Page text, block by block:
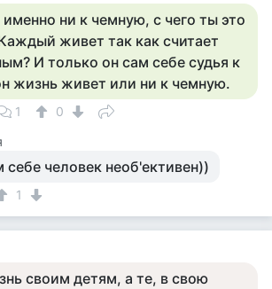
ни к чемную, с чего ты это
живет так как считает
И только он сам себе судья к
жизнь живет или ни к чемную.
1 0
человек необ'ективен))
1
своим детям, а те, в свою